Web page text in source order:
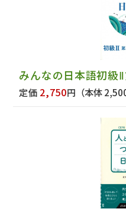
みんなの日本語初
定価 2,750円 （本体